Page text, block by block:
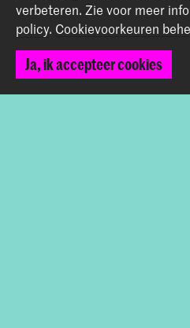
Deel dit item
verbeteren. Zie voor meer
policy. Cookievoorkeuren
Ja, ik accepteer cookies